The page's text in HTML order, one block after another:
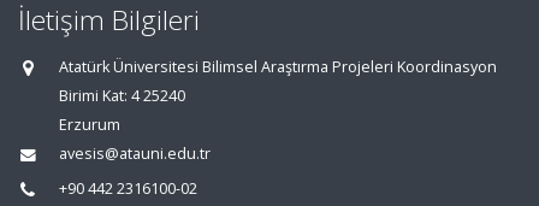
İletişim Bilgileri
Atatürk Üniversitesi Bilimsel Araştırma Projeleri Koordinasyon
Birimi Kat: 4 25240
Erzurum
avesis@atauni.edu.tr
+90 442 2316100-02